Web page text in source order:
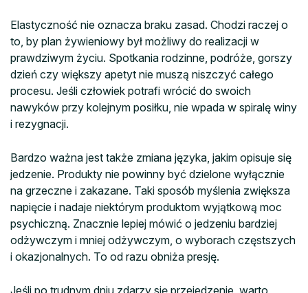
Elastyczność nie oznacza braku zasad. Chodzi raczej o
to, by plan żywieniowy był możliwy do realizacji w
prawdziwym życiu. Spotkania rodzinne, podróże, gorszy
dzień czy większy apetyt nie muszą niszczyć całego
procesu. Jeśli człowiek potrafi wrócić do swoich
nawyków przy kolejnym posiłku, nie wpada w spiralę winy
i rezygnacji.
Bardzo ważna jest także zmiana języka, jakim opisuje się
jedzenie. Produkty nie powinny być dzielone wyłącznie
na grzeczne i zakazane. Taki sposób myślenia zwiększa
napięcie i nadaje niektórym produktom wyjątkową moc
psychiczną. Znacznie lepiej mówić o jedzeniu bardziej
odżywczym i mniej odżywczym, o wyborach częstszych
i okazjonalnych. To od razu obniża presję.